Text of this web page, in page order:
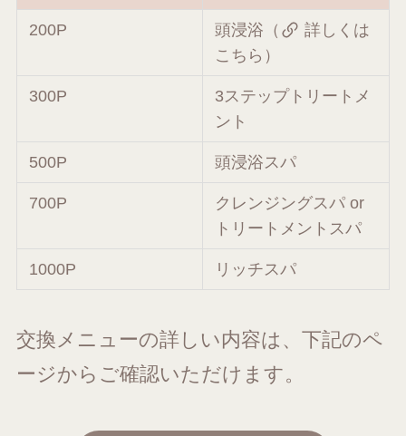
200P 頭浸浴（
詳しくは
こちら ）
300P
3ステップトリートメ
ント
500P 頭浸浴スパ
700P
クレンジングスパ or
トリートメントスパ
1000P リッチスパ
交換メニューの詳しい内容は、下記のペ
ージからご確認いただけます。